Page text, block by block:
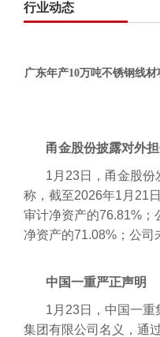
行业动态
广东年产10万吨不锈钢线
甬金股份披露对外
1月23日，甬金股
称，截至2026年1月21
审计净资产的76.81%；
净资产的71.08%；公
中国一重严正声明
1月23日，中国一
集团有限公司名义，通